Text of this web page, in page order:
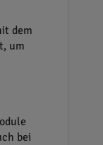
dem
um
bei